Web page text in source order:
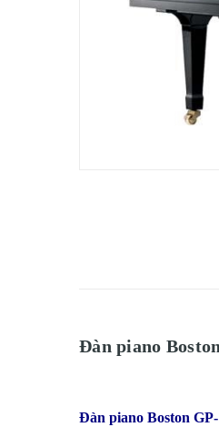
Đàn piano
Đàn piano Boston